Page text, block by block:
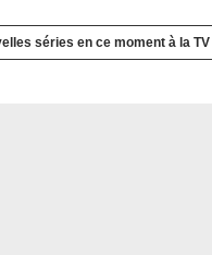
séries en ce moment à la TV